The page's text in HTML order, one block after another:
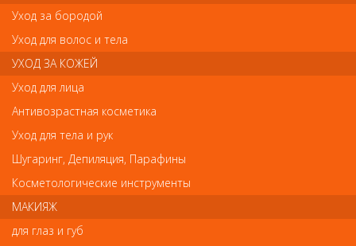
В закладки Как оплатить? Как получить?
5 свойств одного продукта! Эффективный коктейль витаминов
и экстрактов в составе! • можно использовать как базу под
любой лак • предотвращает расслаивание ногтей • увлажняет
ногтевую пластину • укрепляет ногтевую пластину • придаёт
ногтям глянцевый блеск • Средство разработано швейцарскими
специалистами, обеспечивает уход за ногтями, формирует
ровные, прочные и здоровые ногти. Всё в одном флаконе: база,
укрепитель и верхнее покрытие. Быстро сохнет.
Уход за бородой
Уход для волос и тела
УХОД ЗА КОЖЕЙ
Уход для лица
Антивозрастная косметика
Уход для тела и рук
Шугаринг, Депиляция, Парафины
Косметологические инструменты
МАКИЯЖ
для глаз и губ